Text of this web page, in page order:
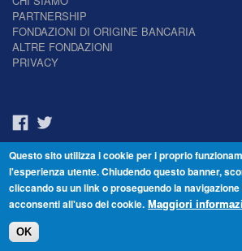
PARTNERSHIP
FONDAZIONI DI ORIGINE BANCARIA
ALTRE FONDAZIONI
PRIVACY
Il Giornale delle
Reg. Tribunale n.7 del 22/
© Fondazione Venezia 2000 - Dorsoduro 3488/U
Questo sito utilizza i cookie per i proprio
l'esperienza utente. Chiudendo questo banner,
cliccando su un link o proseguendo la
acconsenti all'uso dei cookie. Maggiori
OK